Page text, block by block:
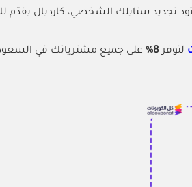
تود تجديد ستايلك الشخصي، كارديال
لتوفر 8% على جميع مشترياتك في